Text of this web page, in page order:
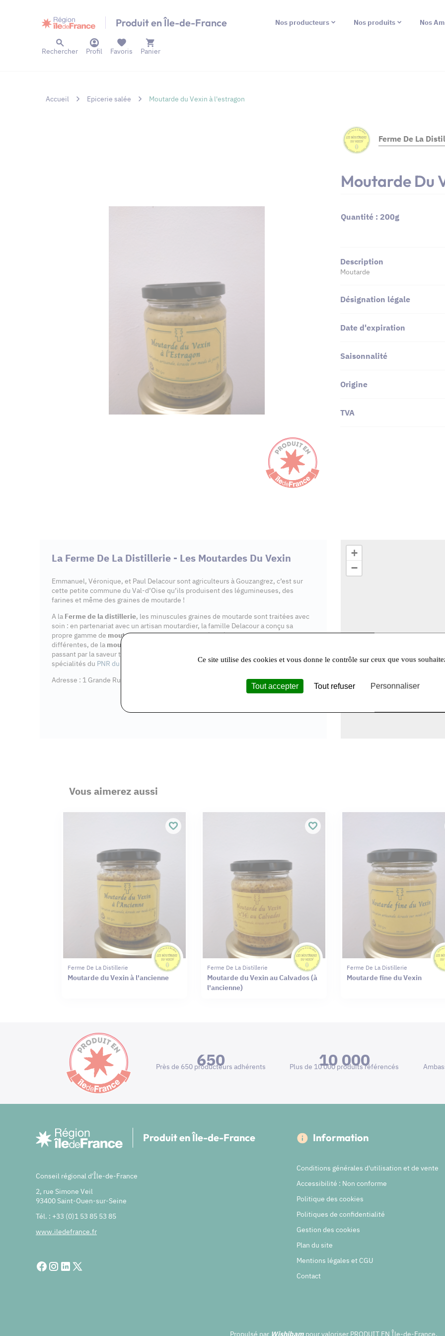
Produit en Île-de-France Nos producteurs Nos produits Nos
Rechercher Profil Panier
Favoris
Accueil Epicerie salée Moutarde du Vexin à l'estragon
Ferme De La
Moutarde Du
Quantité : 200g
Description
Moutarde
Désignation légale
Date d'expiration
Saisonnalité
Origine
TVA
La Ferme De La Distillerie - Les Moutardes Du Vexin
Emmanuel, Véronique, et Paul Delacour sont agriculteurs à Gouzangrez, c’est sur
cette petite commune du Val-d’Oise qu’ils produisent des légumineuses, des
farines et même des graines de moutarde !
A la Ferme de la distillerie, les minuscules graines de moutarde sont traitées avec
soin : en partenariat avec un artisan moutardier, la famille Delacour a conçu sa
propre gamme de moutarde vexinoise! Elle est déclinée en 12 recettes
différentes, de la moutarde à l’ancienne
passant par la saveur tomate-basilic.
spécialités du PNR du Vexin français
Adresse : 1 Grande Rue, 95450 Gouzangrez
+
−
Vous aimerez aussi
Ferme De La Distillerie
Moutarde du Vexin à l'ancienne
Ferme De La Distillerie
Moutarde du Vexin au Calvados (à
l'ancienne)
Ferme De La Distillerie
Moutarde fine du Vexin
650
Près de 650 producteurs adhérents 10 000
Plus de 10 000 produits référencés
Produit en Île-de-France
Conseil régional d'Île-de-France
2, rue Simone Veil
93400 Saint-Ouen-sur-Seine
Tél. : +33 (0)1 53 85 53 85
www.iledefrance.fr
Information
Conditions générales d'utilisation et de vente
Accessibilité : Non conforme
Politique des cookies
Politiques de confidentialité
Gestion des cookies
Plan du site
Mentions légales et CGU
Contact
Propulsé par Wishibam pour valoriser PRODUIT EN Île-de-France.
Ce site utilise des cookies et vous donne le contrôle sur ceux que vous
Tout accepter Tout refuser Personnaliser